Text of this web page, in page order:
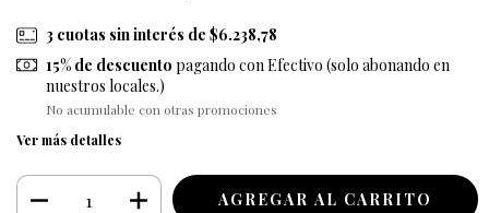
3 cuotas sin interés de $6.238,78
15% de descuento pagando con Efectivo (solo abonando en
nuestros locales.)
No acumulable con otras promociones
Ver más detalles